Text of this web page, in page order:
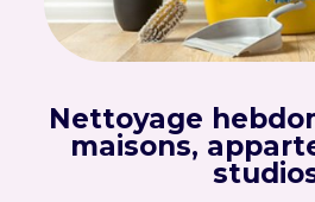
Nettoyage
maisons,